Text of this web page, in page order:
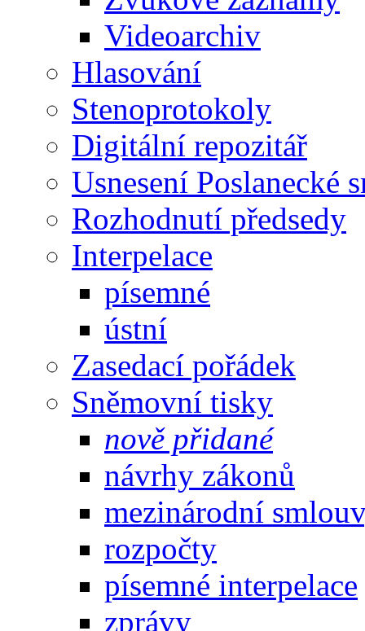
Videoarchiv
Hlasování
Stenoprotokoly
Digitální repozitář
Usnesení Poslanecké
Rozhodnutí předsedy
Interpelace
písemné
ústní
Zasedací pořádek
Sněmovní tisky
nově přidané
návrhy zákonů
mezinárodní
rozpočty
písemné interpelace
zprávy